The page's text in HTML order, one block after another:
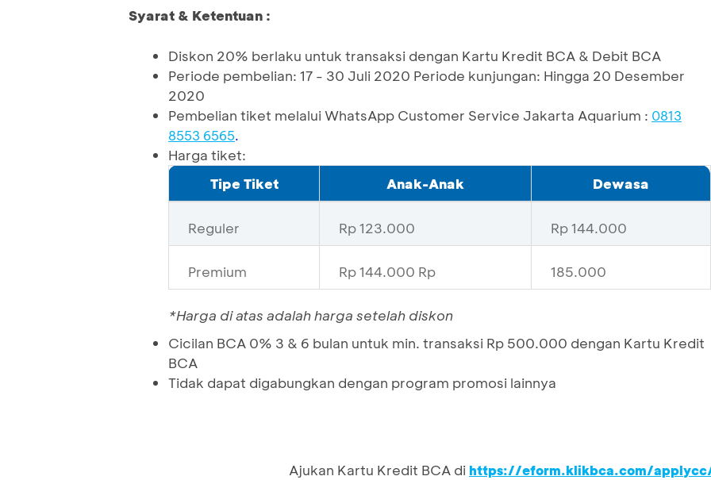
Syarat & Ketentuan :
Diskon 20% berlaku untuk transaksi dengan Kartu Kredit BCA & Debit BCA
Periode pembelian: 17 - 30 Juli 2020 Periode kunjungan: Hingga 20 Desember
2020
Pembelian tiket melalui WhatsApp Customer Service Jakarta Aquarium : 0813
8553 6565.
Harga tiket:
Tipe Tiket
Anak-Anak Dewasa
Reguler Rp 123.000 Rp 144.000
Premium Rp 144.000 Rp 185.000
*Harga di atas adalah harga setelah diskon
Cicilan BCA 0% 3 & 6 bulan untuk min. transaksi Rp 500.000 dengan Kartu Kredit
BCA
Tidak dapat digabungkan dengan program promosi lainnya
Ajukan Kartu Kredit BCA di https://eform.klikbca.com/